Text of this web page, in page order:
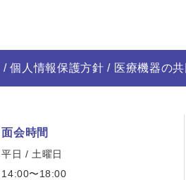
個人情報保護方針 医療機器の
面会時間
平日 / 土曜日
14:00〜18:00